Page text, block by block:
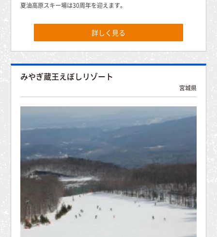
夏油高原スキー場は30周年を迎えます。
詳しく見る
みやぎ蔵王えぼしリゾート
宮城県